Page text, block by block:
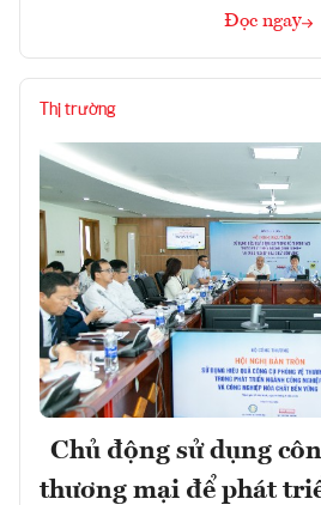
Đọc ngay
Thị trường
Chủ động sử dụng
thương mại để phát